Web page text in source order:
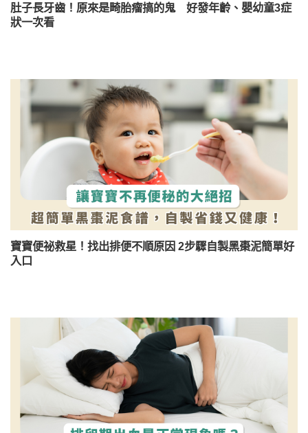
肚子長牙齒！原來是畸胎瘤搞的鬼 好發年齡、嬰幼童3症
狀一次看
寶寶便祕救星！找出排便不順原因 2步驟自製黑棗泥簡單好
入口